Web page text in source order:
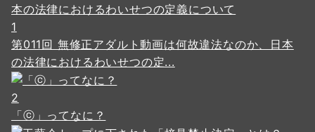
1
第011回 無修正アダルト動画は何故違法なのか、日本
の法律におけるわいせつの定...
2
「ⓒ」ってなに？